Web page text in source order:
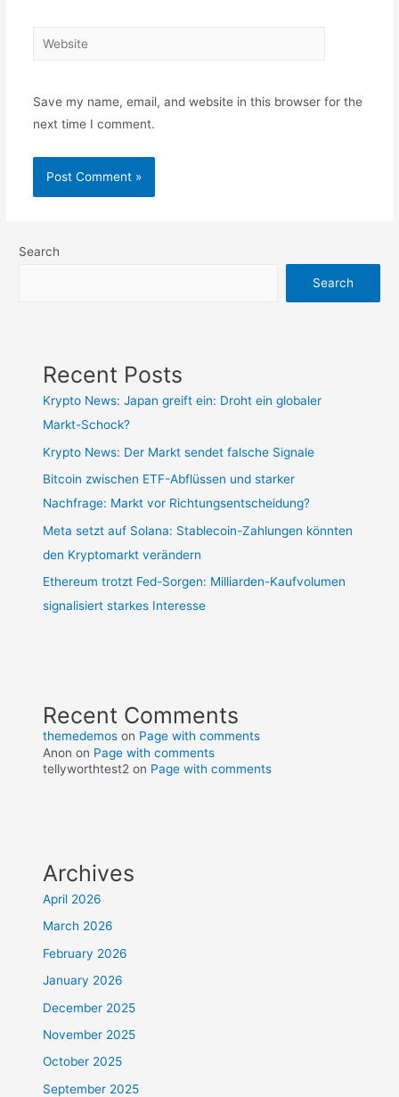
Website
Save my name, email, and website in this browser for the
next time I comment.
Search
Search
Recent Posts
Krypto News: Japan greift ein: Droht ein globaler
Markt-Schock?
Krypto News: Der Markt sendet falsche Signale
Bitcoin zwischen ETF-Abflüssen und starker
Nachfrage: Markt vor Richtungsentscheidung?
Meta setzt auf Solana: Stablecoin-Zahlungen könnten
den Kryptomarkt verändern
Ethereum trotzt Fed-Sorgen: Milliarden-Kaufvolumen
signalisiert starkes Interesse
Recent Comments
themedemos on Page with comments
Anon on Page with comments
tellyworthtest2 on Page with comments
Archives
April 2026
March 2026
February 2026
January 2026
December 2025
November 2025
October 2025
September 2025